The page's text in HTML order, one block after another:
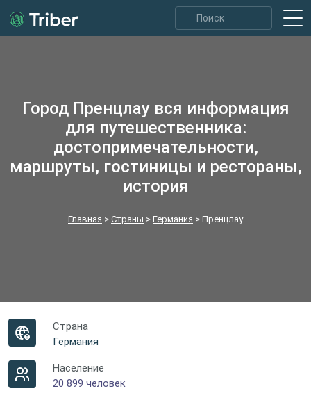
Город Пренцлау вся информация
для путешественника:
достопримечательности,
маршруты, гостиницы и рестораны,
история
Главная > Страны > Германия > Пренцлау
Страна
Германия
Население
20 899 человек